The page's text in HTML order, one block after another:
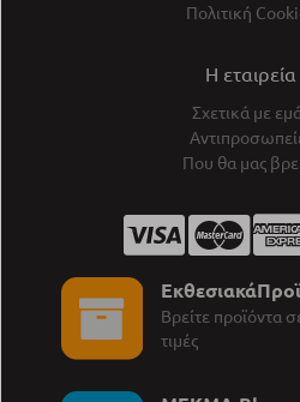
Πολιτική
Η εταιρεία
Σχετικά με
Που θα μας
Βρείτε προϊόντα
τιμές